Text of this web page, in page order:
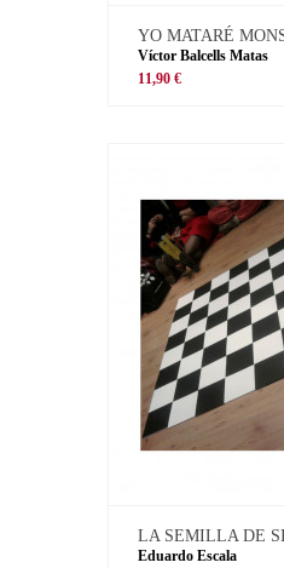
YO MATARÉ
Víctor Balcells Matas
11,90 €
LA SEMILLA DE
Eduardo Escala